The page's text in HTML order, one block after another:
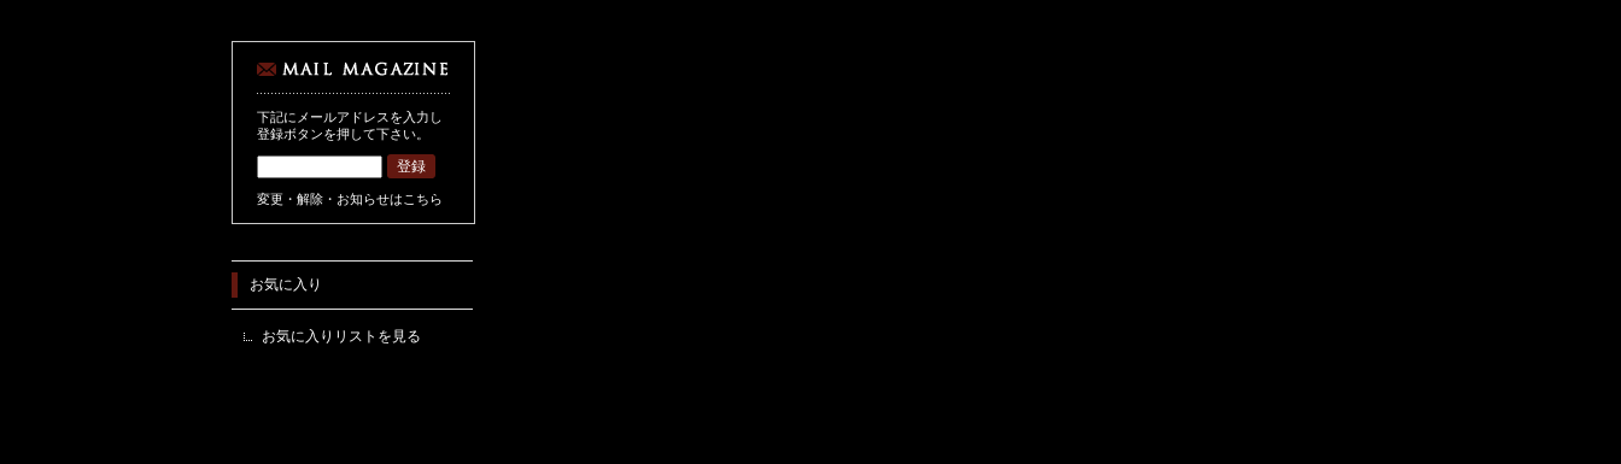
下記にメールアドレスを入力し
登録ボタンを押して下さい。
変更・解除・お知らせはこちら
お気に入り
お気に入りリストを見る